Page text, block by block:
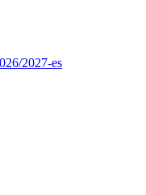
2027-es